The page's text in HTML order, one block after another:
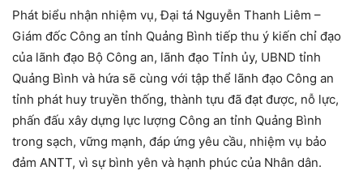
Phát biểu nhận nhiệm vụ, Đại tá Nguyễn Thanh Liêm –
Giám đốc Công an tỉnh Quảng Bình tiếp thu ý kiến chỉ đạo
của lãnh đạo Bộ Công an, lãnh đạo Tỉnh ủy, UBND tỉnh
Quảng Bình và hứa sẽ cùng với tập thể lãnh đạo Công an
tỉnh phát huy truyền thống, thành tựu đã đạt được, nỗ lực,
phấn đấu xây dựng lực lượng Công an tỉnh Quảng Bình
trong sạch, vững mạnh, đáp ứng yêu cầu, nhiệm vụ bảo
đảm ANTT, vì sự bình yên và hạnh phúc của Nhân dân.